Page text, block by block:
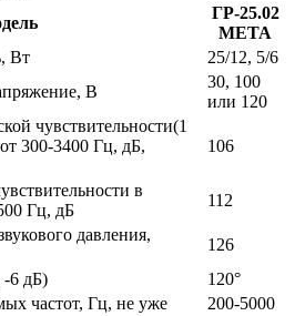
ГР‑25.02
МЕТА
Вт
25/12, 5/6
В
30, 100
или 120
чувствительности(1
300‑3400 Гц, дБ,
106
в
Гц, дБ
112
давления,
126
дБ)
120°
частот, Гц, не уже
200‑5000